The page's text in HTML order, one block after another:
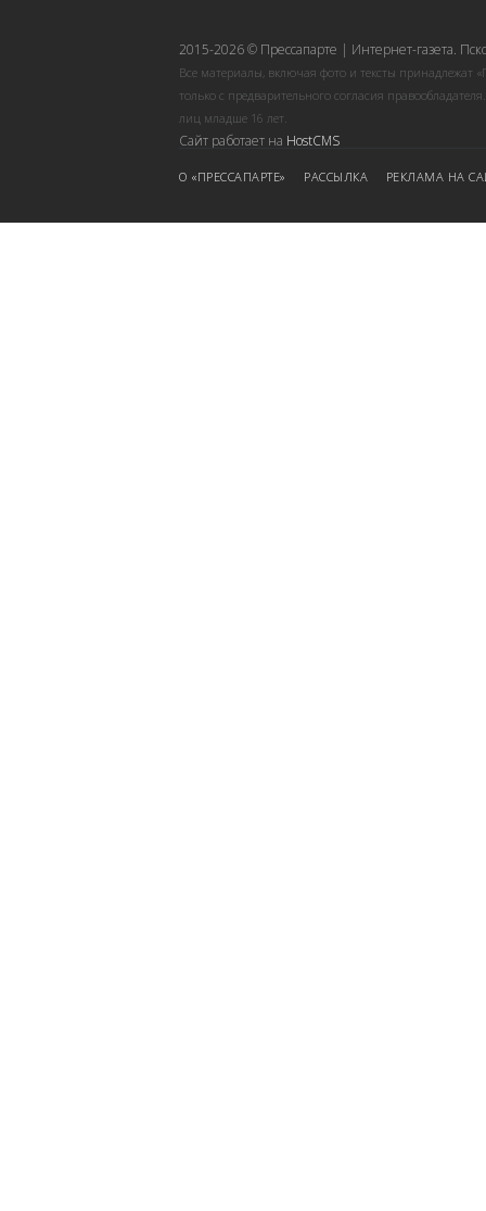
2015-2026 © Прессапарте | Интернет-газета.
Все материалы, включая фото и тексты принадлежат
только с предварительного согласия
лиц младше 16 лет.
Сайт работает на HostCMS
О «ПРЕССАПАРТЕ» РАССЫЛКА РЕКЛАМА НА